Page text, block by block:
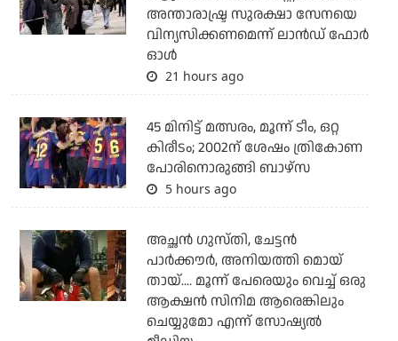
അന്താരാഷ്ട്ര സുരക്ഷാ സേനയെ
വിന്യസിക്കണമെന്ന് ലാന്‍ഡ് ഫോര്‍
ഓള്‍
21 hours ago
45 മിനിട്ട് മത്സരം, മൂന്ന് ടീം, ഒറ്റ
കിരീടം; 2002ന് ശേഷം ത്രികോണ
പോരിനൊരുങ്ങി ബാഴ്‌സ
5 hours ago
അച്ഛന്‍ ഗുസ്തി, ചേട്ടന്‍
പാര്‍ക്കൗര്‍, അനിയത്തി മൊയ്
തായ്.... മൂന്ന് പേരെയും വെച്ച് ഒരു
ആക്ഷന്‍ സിനിമ ആരെങ്കിലും
ചെയ്യുമോ എന്ന് സോഷ്യല്‍